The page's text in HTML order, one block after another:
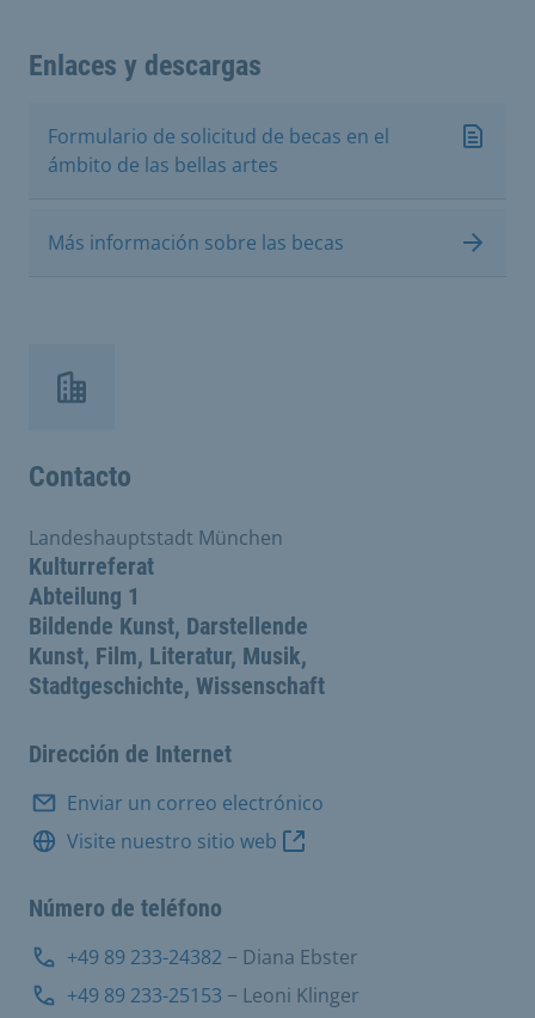
Enlaces y descargas
Formulario de solicitud de becas en el
ámbito de las bellas artes
Más información sobre las becas
Contacto
Kulturreferat
Abteilung 1
Bildende Kunst, Darstellende
Kunst, Film, Literatur, Musik,
Stadtgeschichte, Wissenschaft
Landeshauptstadt München
Dirección de Internet
Enviar un correo electrónico
Visite nuestro sitio web
Número de teléfono
+49 89 233-24382 − Diana Ebster
+49 89 233-25153 − Leoni Klinger